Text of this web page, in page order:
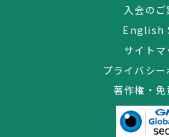
入会のご
English
サイトマ
プライバシー
著作権・免